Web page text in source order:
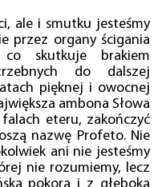
ale i smutku jesteśmy
przez organy ścigania
skutkuje brakiem
do dalszej
pięknej i owocnej
ambona Słowa
eteru, zakończyć
nazwę Profeto. Nie
ani nie jesteśmy
nie rozumiemy, lecz